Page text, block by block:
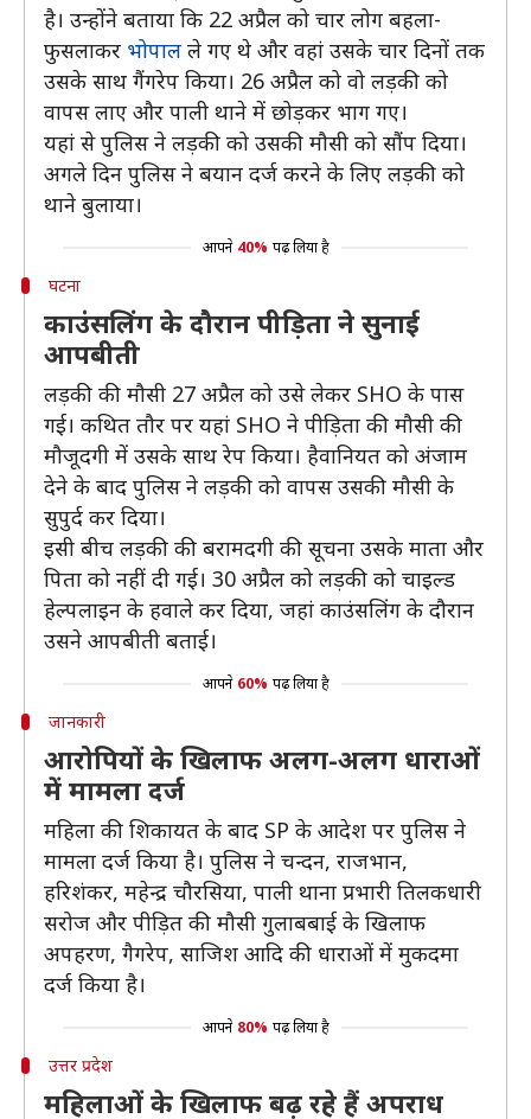
है। उन्होंने बताया कि 22 अप्रैल को चार लोग बहला-
फुसलाकर भोपाल ले गए थे और वहां उसके चार दिनों तक
उसके साथ गैंगरेप किया। 26 अप्रैल को वो लड़की को
वापस लाए और पाली थाने में छोड़कर भाग गए।
यहां से पुलिस ने लड़की को उसकी मौसी को सौंप दिया।
अगले दिन पुलिस ने बयान दर्ज करने के लिए लड़की को
थाने बुलाया।
आपने 40% पढ़ लिया है
घटना
काउंसलिंग के दौरान पीड़िता ने सुनाई
आपबीती
लड़की की मौसी 27 अप्रैल को उसे लेकर SHO के पास
गई। कथित तौर पर यहां SHO ने पीड़िता की मौसी की
मौजूदगी में उसके साथ रेप किया। हैवानियत को अंजाम
देने के बाद पुलिस ने लड़की को वापस उसकी मौसी के
सुपुर्द कर दिया।
इसी बीच लड़की की बरामदगी की सूचना उसके माता और
पिता को नहीं दी गई। 30 अप्रैल को लड़की को चाइल्ड
हेल्पलाइन के हवाले कर दिया, जहां काउंसलिंग के दौरान
उसने आपबीती बताई।
आपने 60% पढ़ लिया है
जानकारी
आरोपियों के खिलाफ अलग-अलग धाराओं
में मामला दर्ज
महिला की शिकायत के बाद SP के आदेश पर पुलिस ने
मामला दर्ज किया है। पुलिस ने चन्दन, राजभान,
हरिशंकर, महेन्द्र चौरसिया, पाली थाना प्रभारी तिलकधारी
सरोज और पीड़ित की मौसी गुलाबबाई के खिलाफ
अपहरण, गैगरेप, साजिश आदि की धाराओं में मुकदमा
दर्ज किया है।
आपने 80% पढ़ लिया है
उत्तर प्रदेश
महिलाओं के खिलाफ बढ़ रहे हैं अपराध